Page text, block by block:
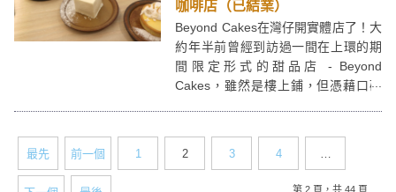
咖啡店（已結業）
Beyond Cakes在灣仔開實體店了！大
約年半前曾經到訪過一間在上環的期
間限定形式的甜品店 - Beyond
Cakes，雖然是樓上鋪，但憑藉口碑
最先 前一個 1 2 3 4 …
第 2 頁，共 44 頁